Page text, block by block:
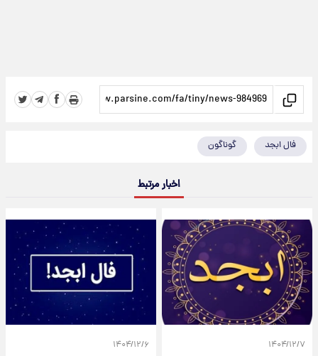
فال ابجد گوناگون
اخبار مرتبط
۱۴۰۴/۱۲/۷ ۱۴۰۴/۱۲/۶